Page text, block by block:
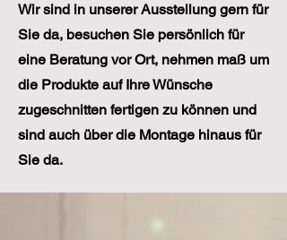
Wir sind in unserer Ausstellung gern für
Sie da, besuchen Sie persönlich für
eine Beratung vor Ort, nehmen maß um
die Produkte auf Ihre Wünsche
zugeschnitten fertigen zu können und
sind auch über die Montage hinaus für
Sie da.